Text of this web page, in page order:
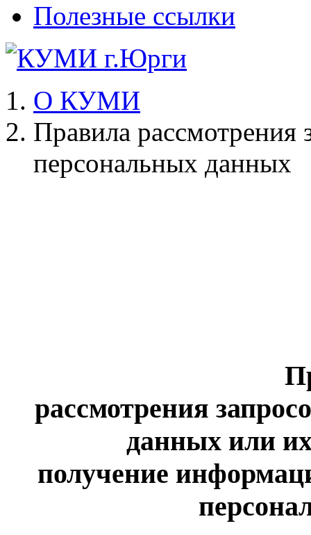
Полезные ссылки
О КУМИ
Правила рассмотрения
персональных данных
рассмотрения
данных или
получение